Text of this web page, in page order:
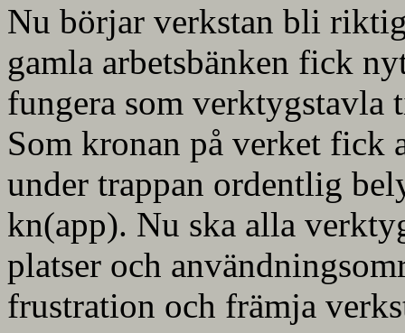
Nu börjar verkstan bli
gamla arbetsbänken fick
fungera som verktygstavla
Som kronan på verket fick
under trappan ordentlig
kn(app). Nu ska alla
platser och
frustration och främja